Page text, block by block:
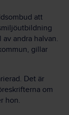
att
andra halvan.
gillar
Det är
om
hon.